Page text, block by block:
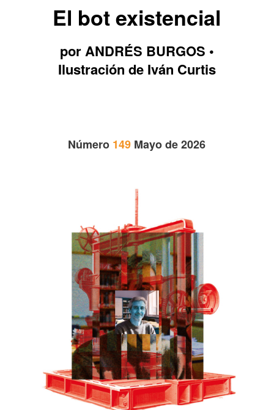
El bot existencial
por ANDRÉS BURGOS •
Ilustración de Iván Curtis
Número 149 Mayo de 2026